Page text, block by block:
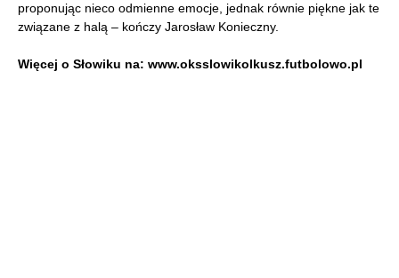
proponując nieco odmienne emocje, jednak równie piękne jak te
związane z halą – kończy Jarosław Konieczny.
Więcej o Słowiku na: www.oksslowikolkusz.futbolowo.pl